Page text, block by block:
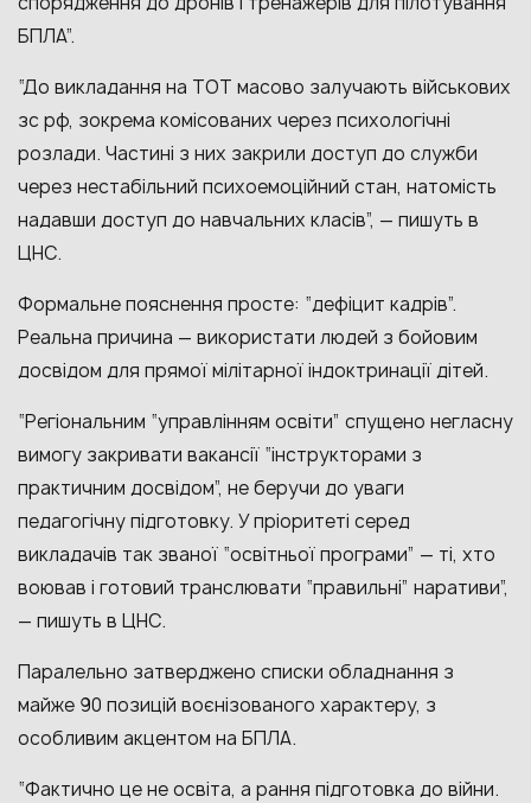
БПЛА”.
“До викладання на ТОТ масово залучають військових
зс рф, зокрема комісованих через психологічні
розлади. Частині з них закрили доступ до служби
через нестабільний психоемоційний стан, натомість
надавши доступ до навчальних класів”, — пишуть в
ЦНС.
Формальне пояснення просте: “дефіцит кадрів”.
Реальна причина — використати людей з бойовим
досвідом для прямої мілітарної індоктринації дітей.
“Регіональним “управлінням освіти” спущено негласну
вимогу закривати вакансії “інструкторами з
практичним досвідом”, не беручи до уваги
педагогічну підготовку. У пріоритеті серед
викладачів так званої “освітньої програми” — ті, хто
воював і готовий транслювати “правильні” наративи”,
— пишуть в ЦНС.
Паралельно затверджено списки обладнання з
майже 90 позицій воєнізованого характеру, з
особливим акцентом на БПЛА.
“Фактично це не освіта, а рання підготовка до війни.